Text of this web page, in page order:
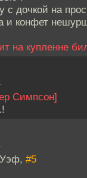
с дочкой на
и конфет
на купленне
Симпсон]
#5